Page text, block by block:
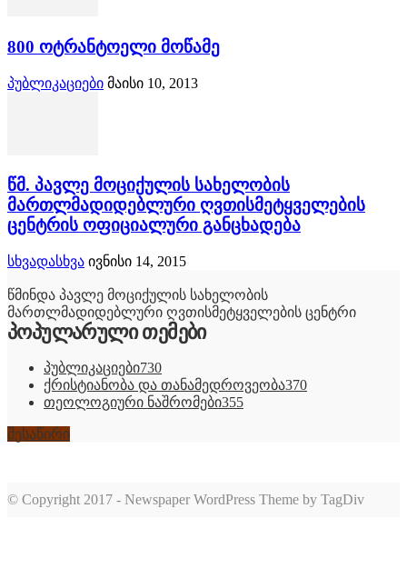
800 ოტრანტოელი მოწამე
პუბლიკაციები მაისი 10, 2013
წმ. პავლე მოციქულის სახელობის
მართლმადიდებლური ღვთისმეტყველების
ცენტრის ოფიციალური განცხადება
სხვადასხვა ივნისი 14, 2015
წმინდა პავლე მოციქულის სახელობის
მართლმადიდებლური ღვთისმეტყველების ცენტრი
პოპულარული თემები
პუბლიკაციები730
ქრისტიანობა და თანამედროვეობა370
თეოლოგიური ნაშრომები355
შესაწირი
© Copyright 2017 - Newspaper WordPress Theme by TagDiv